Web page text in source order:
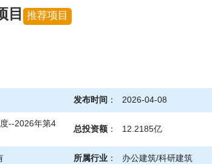
目 推荐项目
发布时间 ： 2026-04-08
--2026年第4
总投资额 ： 12.2185亿
所属行业 ： 办公建筑/科研建筑